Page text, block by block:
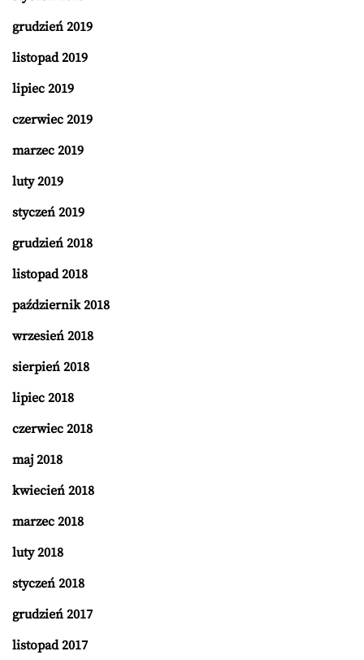
grudzień 2019
listopad 2019
lipiec 2019
czerwiec 2019
marzec 2019
luty 2019
styczeń 2019
grudzień 2018
listopad 2018
październik 2018
wrzesień 2018
sierpień 2018
lipiec 2018
czerwiec 2018
maj 2018
kwiecień 2018
marzec 2018
luty 2018
styczeń 2018
grudzień 2017
listopad 2017